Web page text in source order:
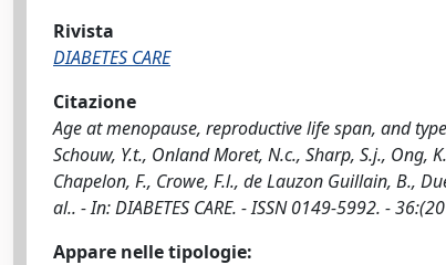
Rivista
DIABETES CARE
Citazione
Age at menopause, reproductive life span, and
Schouw, Y.t., Onland Moret, N.c., Sharp, S.j., Ong,
Chapelon, F., Crowe, F.l., de Lauzon Guillain, B.,
al.. - In: DIABETES CARE. - ISSN 0149-5992. -
Appare nelle tipologie: